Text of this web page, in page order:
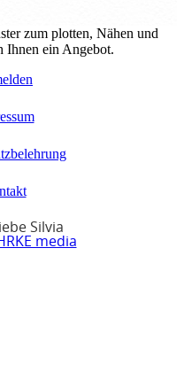
zum plotten, Nähen und
Ihnen ein Angebot.
Silvia
media